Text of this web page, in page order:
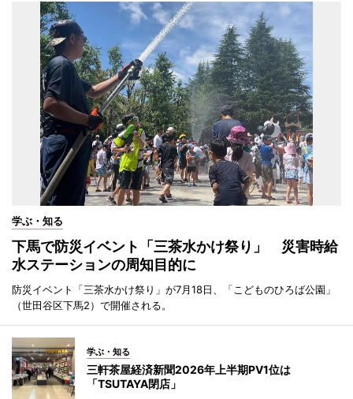
学ぶ・知る
下馬で防災イベント「三茶水かけ祭り」 災害時給
水ステーションの周知目的に
防災イベント「三茶水かけ祭り」が7月18日、「こどものひろば公園」
（世田谷区下馬2）で開催される。
学ぶ・知る
三軒茶屋経済新聞2026年上半期PV1位は
「TSUTAYA閉店」